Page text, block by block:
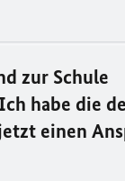
zur Schule
habe die
einen